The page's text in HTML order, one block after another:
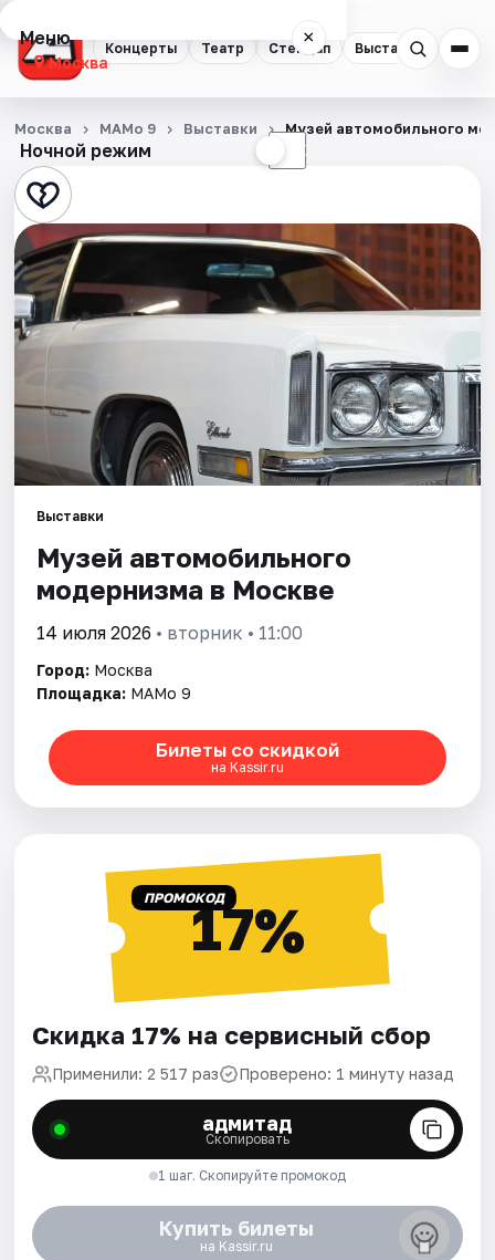
Концерты Театр Стендап Выставки
Меню ×
Москва
Концерты
Театр
Стендап
Выставки
Квесты
Экскурсии
События
Города
Площадки
Рейтинги
Ночной режим ☾
Москва МАМо 9 Выставки Музей автомобильного
Выставки
Музей автомобильного
модернизма в Москве
14 июля 2026 • вторник • 11:00
Город: Москва
Площадка: МАМо 9
Билеты со скидкой
на Kassir.ru
ПРОМОКОД17%
Скидка 17% на сервисный сбор
Применили: 2 517 раз Проверено: 1 минуту назад
адмитад
Скопировать
1 шаг. Скопируйте промокод
Купить билеты
на Kassir.ru